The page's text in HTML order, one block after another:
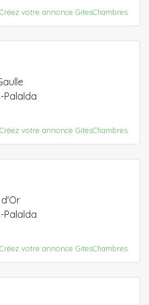
Créez votre annonce GitesChambres
Palalda
Créez votre annonce GitesChambres
d'Or
Palalda
Créez votre annonce GitesChambres